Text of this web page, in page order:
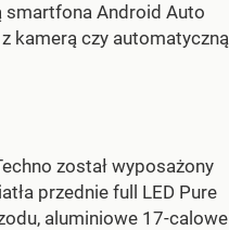
Android Auto
kamerą czy automatyczną
został wyposażony
przednie full LED Pure
aluminiowe 17-calowe